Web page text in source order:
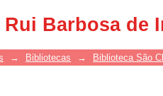
Barbosa de
→ Bibliotecas → Biblioteca São